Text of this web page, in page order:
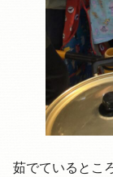
茹でているとこ